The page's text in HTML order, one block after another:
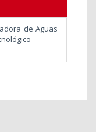
de Aguas